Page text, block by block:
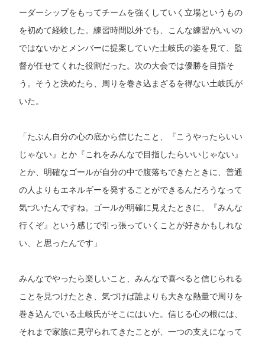
ーダーシップをもってチームを強くしていく立場というもの
を初めて経験した。練習時間以外でも、こんな練習がいいの
ではないかとメンバーに提案していた土岐氏の姿を見て、監
督が任せてくれた役割だった。次の大会では優勝を目指そ
う。そうと決めたら、周りを巻き込まざるを得ない土岐氏が
いた。
「たぶん自分の心の底から信じたこと、『こうやったらいい
じゃない』とか『これをみんなで目指したらいいじゃない』
とか、明確なゴールが自分の中で腹落ちできたときに、普通
の人よりもエネルギーを発することができるんだろうなって
気づいたんですね。ゴールが明確に見えたときに、『みんな
行くぞ』という感じで引っ張っていくことが好きかもしれな
い、と思ったんです」
みんなでやったら楽しいこと、みんなで喜べると信じられる
ことを見つけたとき、気づけば誰よりも大きな熱量で周りを
巻き込んでいる土岐氏がそこにはいた。信じる心の根には、
それまで家族に見守られてきたことが、一つの支えになって